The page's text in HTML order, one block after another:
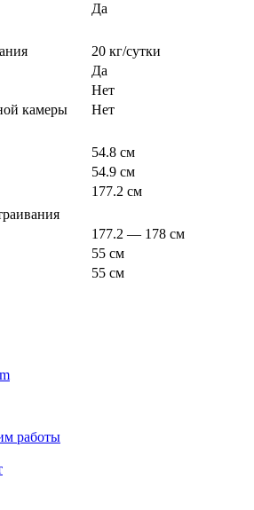
Да
20 кг/сутки
Да
Нет
камеры
Нет
54.8 см
54.9 см
177.2 см
177.2 — 178 см
55 см
55 см
работы